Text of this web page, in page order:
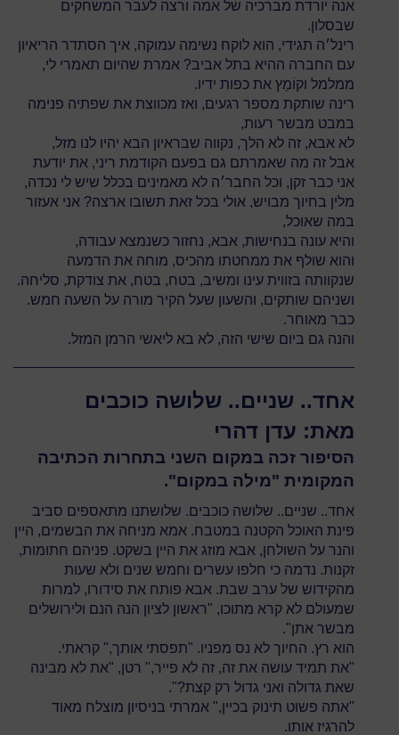
אנה יורדת מברכיה של אמה ורצה לעבר המשחקים
שבסלון.
רינל׳ה תגידי, הוא לוקח נשימה עמוקה, איך הסתדר הריאיון
עם החברה ההיא בתל אביב? אמרת שהיום תאמרי לי,
ממלמל וקוֹמֵץ את כפות ידיו.
רינה שותקת מספר רגעים, ואז מכווצת את שפתיה פנימה
במבט מבשר רעות,
לא אבא, זה לא הלך, נקווה שבראיון הבא יהיו לנו מזל,
אבל זה מה שאמרתם גם בפעם הקודמת ריני, את יודעת
אני כבר זקן, וכל החבר׳ה לא מאמינים בכלל שיש לי נכדה,
מלין בחיוך מבויש, אולי בכל זאת תשובו ארצה? אני אעזור
במה שאוכל,
והיא עונה בנחישות, אבא, נחזור כשנמצא עבודה,
והוא שולף את ממחטתו מהכיס, מוחה את הדמעה
שנקוותה בזווית עינו ומשיב, בטח, בטח, את צודקת, סליחה.
ושניהם שותקים, והשעון שעל הקיר מורה על השעה חמש.
כבר מאוחר.
והנה גם ביום שישי הזה, לא בא ליאשי הרמן המזל.
אחד.. שניים.. שלושה כוכבים
מאת: עדן דהרי
הסיפור זכה במקום השני בתחרות הכתיבה
המקומית "מילה במקום".
אחד.. שניים.. שלושה כוכבים. שלושתנו מתאספים סביב
פינת האוכל הקטנה במטבח. אמא מניחה את הבשמים, היין
והנר על השולחן, אבא מוזג את היין בשקט. פניהם חתומות,
זקנות. נדמה כי חלפו עשרים וחמש שנים ולא שעות
מהקידוש של ערב שבת. אבא פותח את סידורו, למרות
שמעולם לא קרא מתוכו, "ראשון לציון הנה הנם ולירושלים
מבשר אתן".
הוא רץ. החיוך לא נס מפניו. "תפסתי אותך," קראתי.
"את תמיד עושה את זה, זה לא פייר," רטן, "את לא מבינה
שאת גדולה ואני גדול רק קצת?".
"אתה פשוט תינוק בכיין," אמרתי בניסיון מוצלח מאוד
להרגיז אותו.